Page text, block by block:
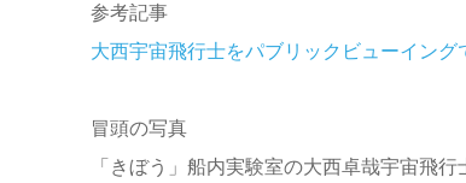
参考記事
大西宇宙飛行士をパブリックビューイン
冒頭の写真
「きぼう」船内実験室の大西卓哉宇宙飛